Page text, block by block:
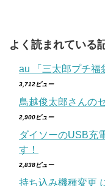
よく読まれている
au 「三太郎プチ福
3,712ビュー
鳥越俊太郎さんの
2,900ビュー
ダイソーのUSB充
す！
2,838ビュー
持ち込み機種変更